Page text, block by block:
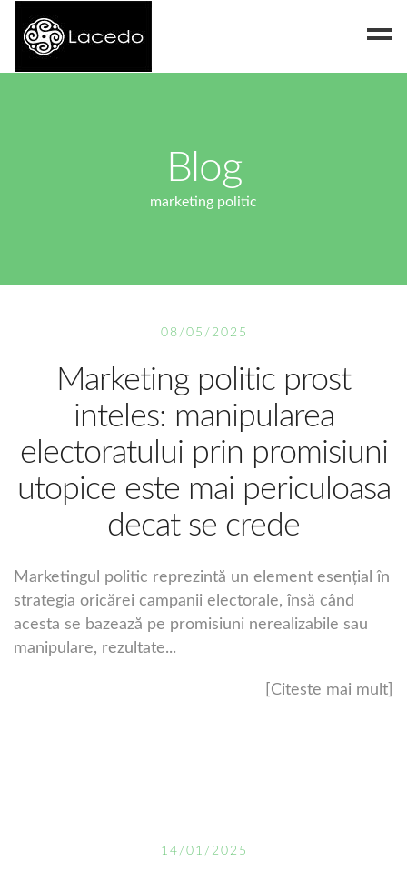
Blog
marketing politic
08/05/2025
Marketing politic prost
inteles: manipularea
electoratului prin promisiuni
utopice este mai periculoasa
decat se crede
Marketingul politic reprezintă un element esențial în
strategia oricărei campanii electorale, însă când
acesta se bazează pe promisiuni nerealizabile sau
manipulare, rezultate...
[Citeste mai mult]
14/01/2025